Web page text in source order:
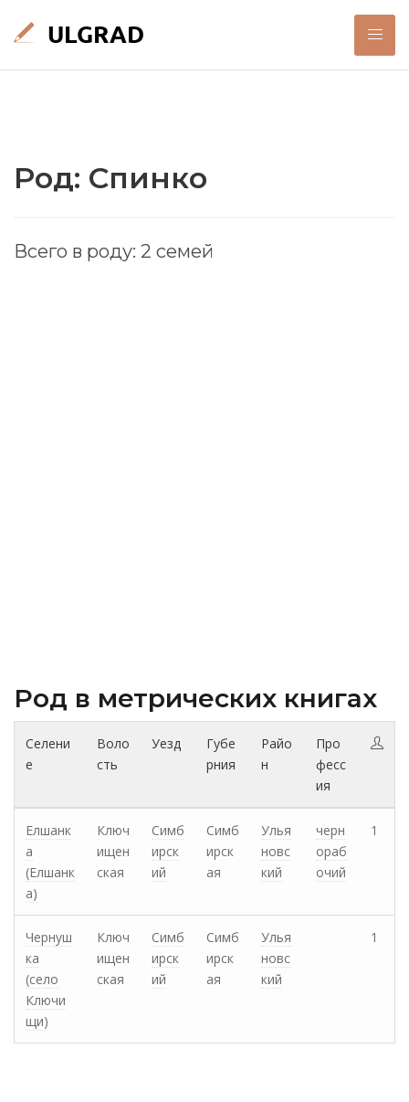
Род: Спинко
Всего в роду: 2 семей
Род в метрических книгах
Селени
е
Воло
сть
Уезд
Губе
рния
Райо
н
Про
фесс
ия
Елшанк
а
(Елшанк
а)
Ключ
ищен
ская
Симб
ирск
ий
Симб
ирск
ая
Улья
новс
кий
черн
ораб
очий
1
Чернуш
ка
(cело
Ключи
щи)
Ключ
ищен
ская
Симб
ирск
ий
Симб
ирск
ая
Улья
новс
кий
1